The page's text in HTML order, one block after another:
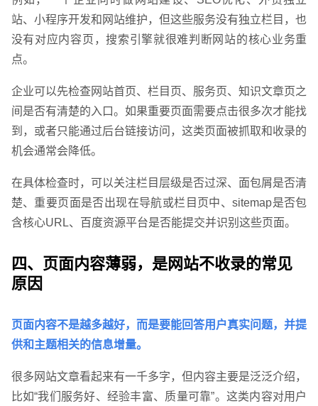
站、小程序开发和网站维护，但这些服务没有独立栏目，也
没有对应内容页，搜索引擎就很难判断网站的核心业务重
点。
企业可以先检查网站首页、栏目页、服务页、知识文章页之
间是否有清楚的入口。如果重要页面需要点击很多次才能找
到，或者只能通过后台链接访问，这类页面被抓取和收录的
机会通常会降低。
在具体检查时，可以关注栏目层级是否过深、面包屑是否清
楚、重要页面是否出现在导航或栏目页中、sitemap是否包
含核心URL、百度资源平台是否能提交并识别这些页面。
四、页面内容薄弱，是网站不收录的常见
原因
页面内容不是越多越好，而是要能回答用户真实问题，并提
供和主题相关的信息增量。
很多网站文章看起来有一千多字，但内容主要是泛泛介绍，
比如“我们服务好、经验丰富、质量可靠”。这类内容对用户
请输入您的公司名称 您的称呼